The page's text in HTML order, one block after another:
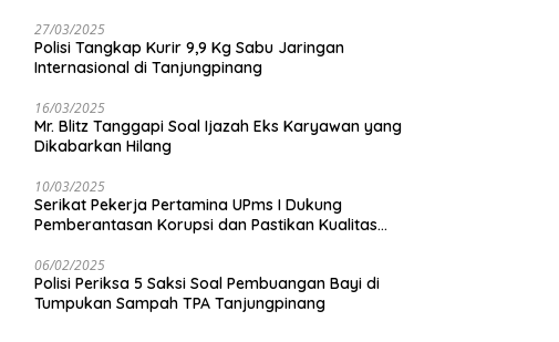
27/03/2025
Polisi Tangkap Kurir 9,9 Kg Sabu Jaringan
Internasional di Tanjungpinang
16/03/2025
Mr. Blitz Tanggapi Soal Ijazah Eks Karyawan yang
Dikabarkan Hilang
10/03/2025
Serikat Pekerja Pertamina UPms I Dukung
Pemberantasan Korupsi dan Pastikan Kualitas
06/02/2025
Polisi Periksa 5 Saksi Soal Pembuangan Bayi di
Tumpukan Sampah TPA Tanjungpinang